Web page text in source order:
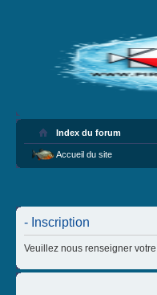
Index du forum
Accueil du site
- Inscription
Veuillez nous renseigner